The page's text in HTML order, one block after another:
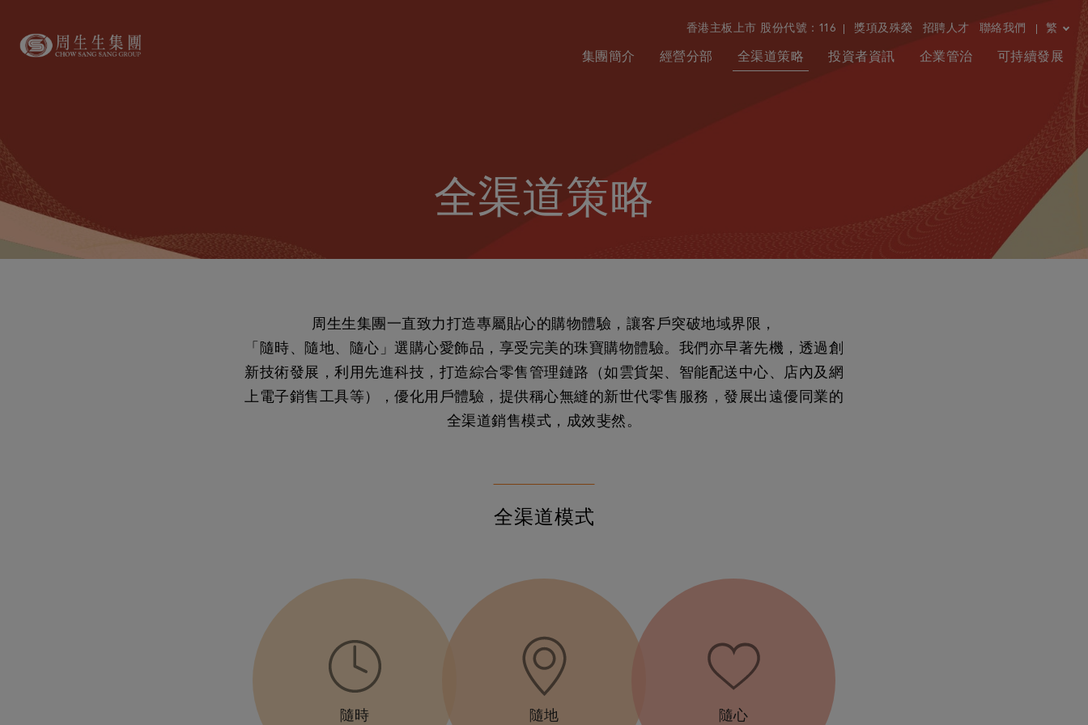
香港主板上市 股份代號：116 獎項及殊榮 招聘人才 聯絡我們 繁
集團簡介 經營分部 全渠道策略 投資者資訊 企業管治 可持續發展
全渠道策略
周生生集團一直致力打造專屬貼心的購物體驗，讓客戶突破地域界限，
「隨時、隨地、隨心」 選購心愛飾品，享受完美的珠寶購物體驗。我們亦早著先機，透過創
新技術發展，利用先進科技，打造綜合零售管理鏈路（如雲貨架、智能配送中心、店內及網
上電子銷售工具等），優化用戶體驗，提供稱心無縫的新世代零售服務，發展出遠優同業的
全渠道銷售模式，成效斐然。
全渠道模式
隨時 隨地 隨心